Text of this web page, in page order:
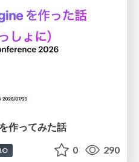
作ってみた話
0 290